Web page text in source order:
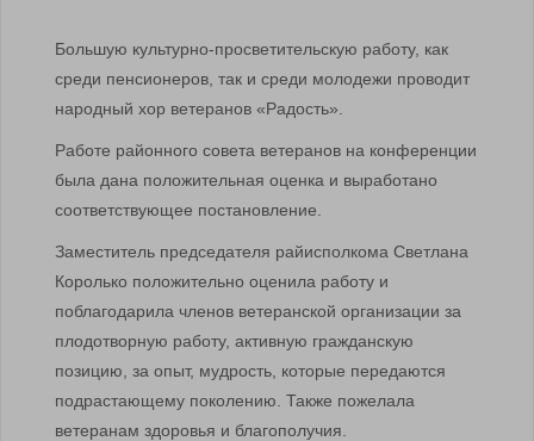
Большую культурно-просветительскую работу, как
среди пенсионеров, так и среди молодежи проводит
народный хор ветеранов «Радость».
Работе районного совета ветеранов на конференции
была дана положительная оценка и выработано
соответствующее постановление.
Заместитель председателя райисполкома Светлана
Королько положительно оценила работу и
поблагодарила членов ветеранской организации за
плодотворную работу, активную гражданскую
позицию, за опыт, мудрость, которые передаются
подрастающему поколению. Также пожелала
ветеранам здоровья и благополучия.